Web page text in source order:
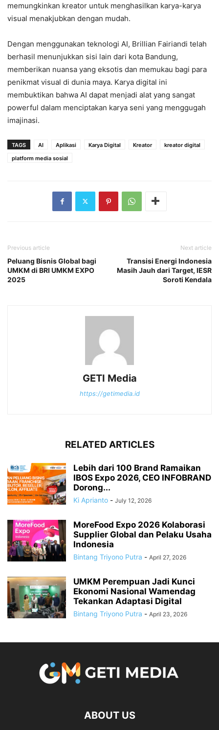
memungkinkan kreator untuk menghasilkan karya-karya
visual menakjubkan dengan mudah.
Dengan menggunakan teknologi AI, Brillian Fairiandi telah
berhasil menunjukkan sisi lain dari kota Bandung,
memberikan nuansa yang eksotis dan memukau bagi para
penikmat visual di dunia maya. Karya digital ini
membuktikan bahwa AI dapat menjadi alat yang sangat
powerful dalam menciptakan karya seni yang menggugah
imajinasi.
TAGS AI Aplikasi Karya Digital Kreator
kreator digital
platform media sosial
Previous article
Peluang Bisnis Global bagi
UMKM di BRI UMKM EXPO
2025
Next article
Transisi Energi Indonesia
Masih Jauh dari Target, IESR
Soroti Kendala
GETI Media
https://getimedia.id
RELATED ARTICLES
Lebih dari 100 Brand Ramaikan
IBOS Expo 2026, CEO INFOBRAND
Dorong...
Ki Aprianto - July 12, 2026
MoreFood Expo 2026 Kolaborasi
Supplier Global dan Pelaku Usaha
Indonesia
Bintang Triyono Putra - April 27, 2026
UMKM Perempuan Jadi Kunci
Ekonomi Nasional Wamendag
Tekankan Adaptasi Digital
Bintang Triyono Putra - April 23, 2026
ABOUT US